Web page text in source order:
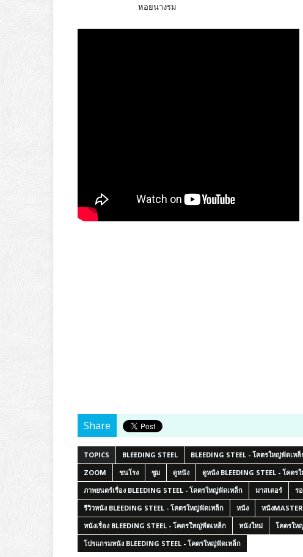
หอยนางรม
Share
TOPICS BLEEDING STEEL BLEEDING STEEL - โคตรใหญ่ฟัดเหล็
ZOOM
ชนโรง ซูม ดูหนัง ดูหนัง BLEEDING STEEL - โคตร
ภาพยนตร์เรื่อง BLEEDING STEEL - โคตรใหญ่ฟัดเหล็ก
มาสเตอร์
ร
รีวิวหนัง BLEEDING STEEL - โคตรใหญ่ฟัดเหล็ก
หนัง หนังMASTER
หนังเรื่อง BLEEDING STEEL - โคตรใหญ่ฟัดเหล็ก
หนังใหม่ โคตรให
โปรแกรมหนัง BLEEDING STEEL - โคตรใหญ่ฟัดเหล็ก